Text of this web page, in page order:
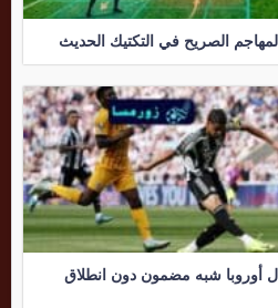
الصريح في التكتيك الحديث
أوروبا شبه مضمون دون انطلاق